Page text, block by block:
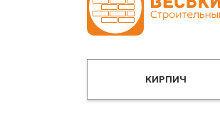
КИРПИЧ